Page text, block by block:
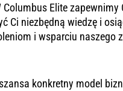
Elite
Ci niezbędną wiedzę i
i wsparciu naszego
konkretny model